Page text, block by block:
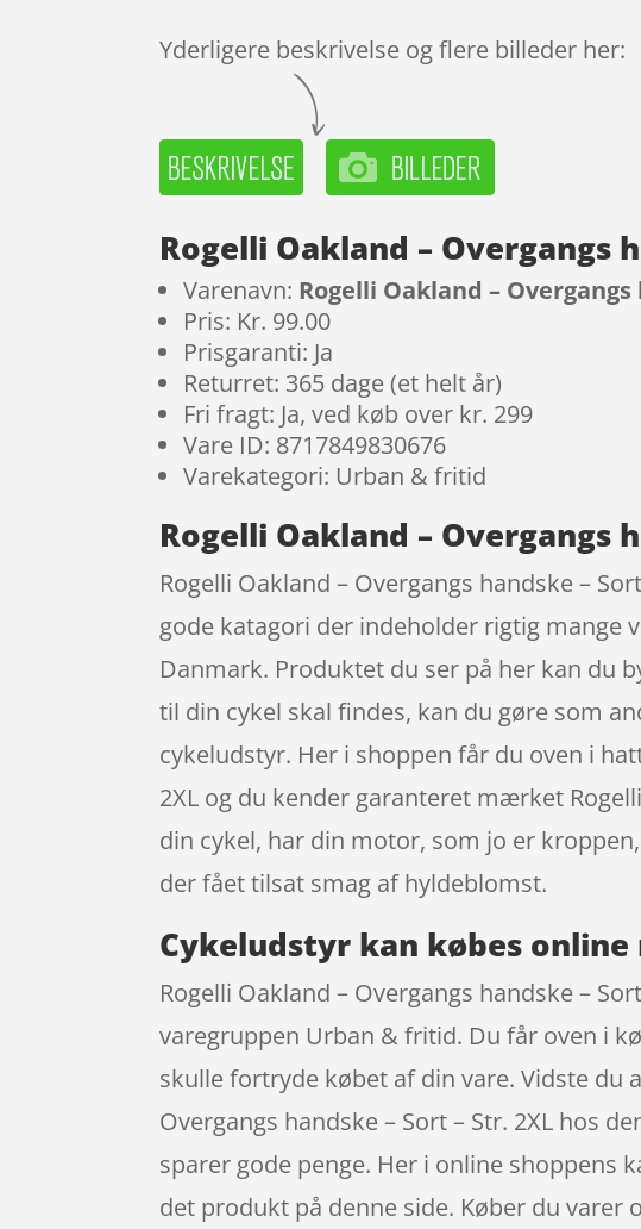
Yderligere beskrivelse og flere billeder her:
Rogelli Oakland – Overgangs
Varenavn: Rogelli Oakland –
Pris: Kr. 99.00
Prisgaranti: Ja
Returret: 365 dage (et helt år)
Fri fragt: Ja, ved køb over kr. 299
Vare ID: 8717849830676
Varekategori: Urban & fritid
Rogelli Oakland – Overgangs
Rogelli Oakland – Overgangs handske –
gode katagori der indeholder rigtig mange
Danmark. Produktet du ser på her kan du
til din cykel skal findes, kan du gøre som
cykeludstyr. Her i shoppen får du oven i
2XL og du kender garanteret mærket
din cykel, har din motor, som jo er
der fået tilsat smag af hyldeblomst.
Cykeludstyr kan købes
Rogelli Oakland – Overgangs handske –
varegruppen Urban & fritid. Du får oven i
skulle fortryde købet af din vare. Vidste du
Overgangs handske – Sort – Str. 2XL hos
sparer gode penge. Her i online shoppens
det produkt på denne side. Køber du varer